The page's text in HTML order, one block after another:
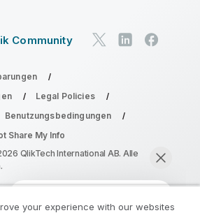
Community
Legal Policies
Benutzungsbedingungen
Share My Info
QlikTech International AB. Alle
your experience with our websites